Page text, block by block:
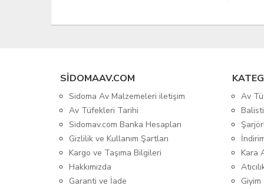
SIDOMAAV.COM
Sidoma Av Malzemeleri iletişim
Av Tüfekleri Tarihi
Sidomav.com Banka Hesapları
Gizlilik ve Kullanım Şartları
Kargo ve Taşıma Bilgileri
Hakkımızda
Garanti ve İade
Av
Kara
Giyim